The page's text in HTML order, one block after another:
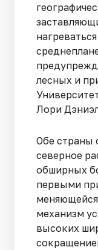
лесных и
Лори
Обе страны
северное
обширных
первыми
механизм
высоких